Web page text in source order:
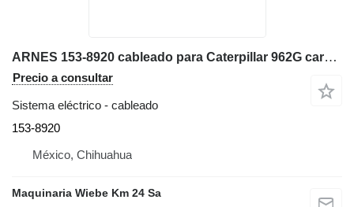
ARNES 153-8920 cableado para Caterpillar 962G cargadora de ruedas
Precio a consultar
Sistema eléctrico - cableado
153-8920
México, Chihuahua
Maquinaria Wiebe Km 24 Sa